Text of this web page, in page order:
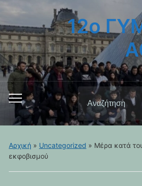
12ο
Εναλλαγή
του
μενού
για
κινητά
Αναζήτηση
για:
Αρχική » Uncategorized » Μέρα κατά
εκφοβισμού